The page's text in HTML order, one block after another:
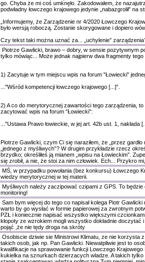
go. Chyba że mi coś umknęło. Zakodowałem, że
podwładny łowczego krajowego jedynie „nabazgrolił” na
„Informujemy, że Zarządzenie nr 4/2020 Łowczego
było wersją roboczą. Zostanie skorygowane i dopiero
Czy tekst taki można uznać za... „uchylenie”
Piotrze Gawlicki, brawo – dobry, w sensie pozytywnym
tylko mówiąc... Może jednak najpierw dwa fragmenty tego
1) Zacytuje w tym miejscu wpis na forum "Łowiecki"
..."Wśród kompetencji łowczego krajowego [...]”.
2) A co do merytorycznej zawartości tego zarządzenia,
zacytować wpis na forum "Łowiecki":
..."Ustawa Prawo łowieckie, w jej art. 42b ust. 1, nakłada
Piotrze Gawlicki, czym Ci się naraziłem, że „przez
„jednego z myśliwych”? W drugim przykładzie rzecz
brzydko; określiłeś ją mianem „wpisu na Łowieckim”.
się zrobił, a nie, że stoi za nim człowiek. Ech... Przykro
MŚ, w przypadku powołania (bez konkursu) Łowczego
wiedzy merytorycznej w tej materii.
Myśliwych należy zaczipować czipami z GPS. To będzie
monitoring!
Sam bym więcej do tego co napisał kolega Piotr Gawlicki
warto by go wysłać w formie papierowej za zwrotnym
PZŁ i koniecznie napisać wszystko większymi
kłopoty ze wzrokiem mogli wszystko dokładnie doczytać
pojąć ,że nie tędy droga na skróty
Osobiscie dziwie sie Ministrowi Klimatu, ze nie korzysta
takich osob, jak np. Pan Gawlicki. Niewatpliwie jest to
kwalifikacje na sprawowanie funkcji Lowczego
kukielka na sznurkach dzierzacych wladze. A takich